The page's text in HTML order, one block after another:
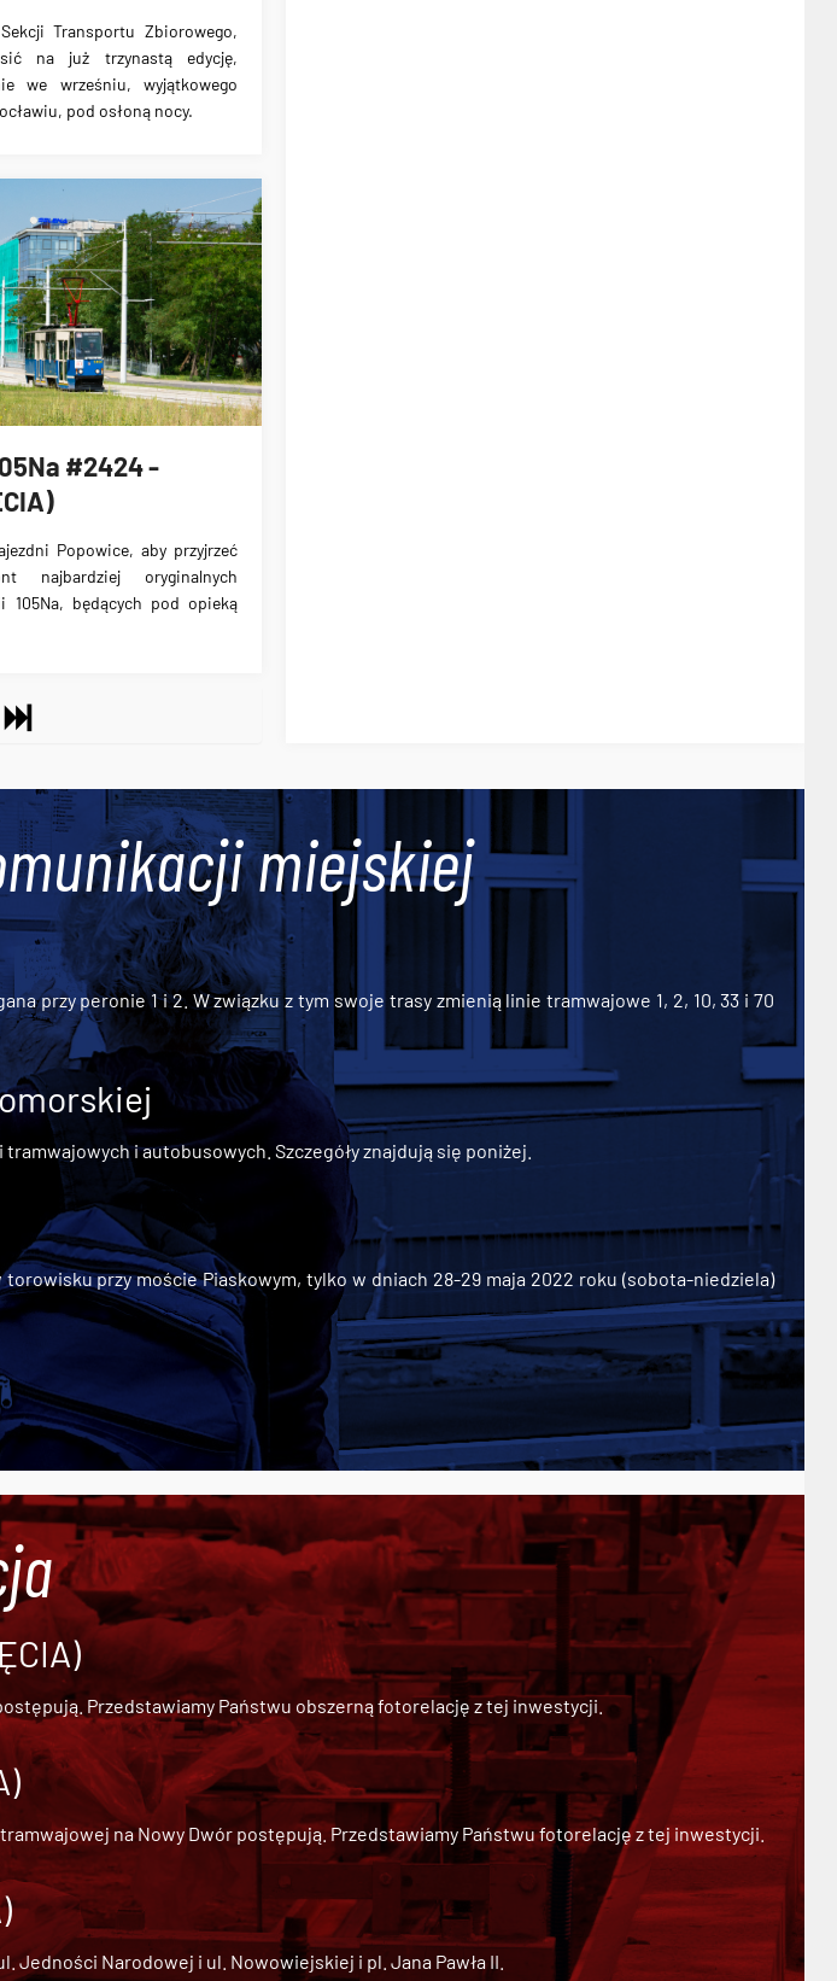
Transportu Zbiorowego,
na już trzynastą edycję,
we wrześniu, wyjątkowego
pod osłoną nocy.
#2424 -
Popowice, aby przyjrzeć
najbardziej oryginalnych
105Na, będących pod opieką
miejskiej
przy peronie 1 i 2. W związku z tym swoje trasy zmienią linie tramwajowe 1, 2, 10, 33 i 70
i autobusowych. Szczegóły znajdują się poniżej.
przy moście Piaskowym, tylko w dniach 28-29 maja 2022 roku (sobota-niedziela)
Przedstawiamy Państwu obszerną fotorelację z tej inwestycji.
na Nowy Dwórpostępują. Przedstawiamy Państwu fotorelację z tej inwestycji.
Narodowej i ul. Nowowiejskiej i pl. Jana Pawła II.